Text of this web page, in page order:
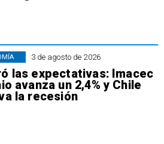
3 de agosto de 2026
las expectativas: Imacec
avanza un 2,4% y Chile
la recesión